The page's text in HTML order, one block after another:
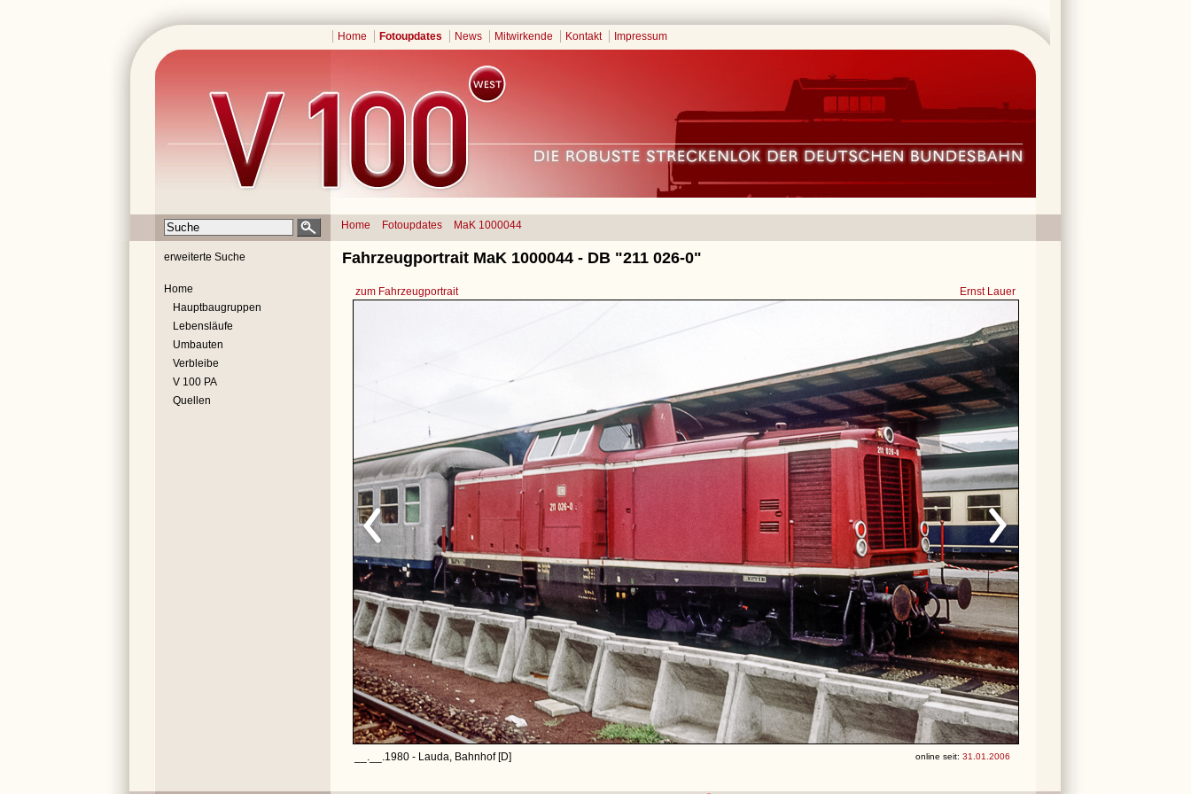
Home Fotoupdates News Mitwirkende Kontakt Impressum
Home Fotoupdates MaK 1000044
erweiterte Suche
Home
Hauptbaugruppen
Lebensläufe
Umbauten
Verbleibe
V 100 PA
Quellen
Fahrzeugportrait MaK 1000044 - DB "211 026-0"
zum Fahrzeugportrait Ernst Lauer
__.__.1980 - Lauda, Bahnhof [D] online seit: 31.01.2006